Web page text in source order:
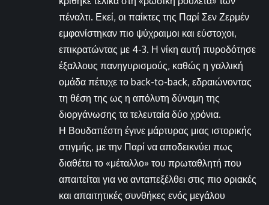
πέναλτι. Εκεί, οι παίκτες της Παρί Σεν Ζερμέν
εμφανίστηκαν πιο ψύχραιμοι και εύστοχοι,
επικρατώντας με 4-3. Η νίκη αυτή πυροδότησε
έξαλλους πανηγυρισμούς, καθώς η γαλλική
ομάδα πέτυχε το back-to-back, εδραιώνοντας
τη θέση της ως η απόλυτη δύναμη της
διοργάνωσης τα τελευταία δύο χρόνια.
Η Βουδαπέστη έγινε μάρτυρας μιας ιστορικής
στιγμής, με την Παρί να αποδεικνύει πως
διαθέτει το «μέταλλο» του πρωταθλητή που
απαιτείται για να ανταπεξέλθει στις πιο οριακές
και απαιτητικές συνθήκες ενός μεγάλου